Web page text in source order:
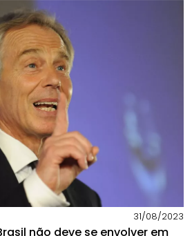
31/08/2023
não deve se envolver em